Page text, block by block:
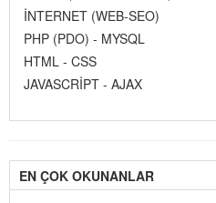
İNTERNET (WEB-SEO)
PHP (PDO) - MYSQL
HTML - CSS
JAVASCRİPT - AJAX
EN ÇOK OKUNANLAR